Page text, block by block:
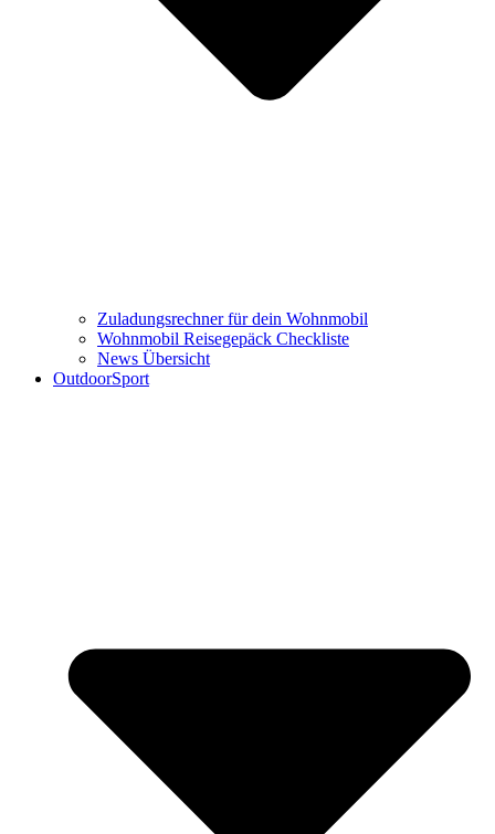
Zuladungsrechner für dein Wohnmobil
Wohnmobil Reisegepäck Checkliste
News Übersicht
OutdoorSport